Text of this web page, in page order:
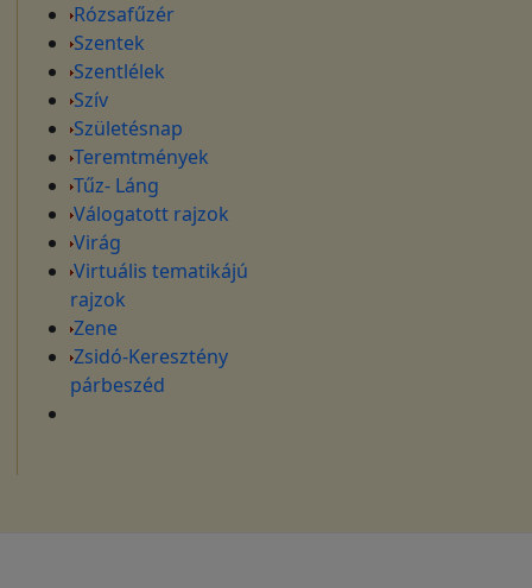
Rózsafűzér
Szentek
Szentlélek
Szív
Születésnap
Teremtmények
Tűz- Láng
Válogatott rajzok
Virág
Virtuális tematikájú
rajzok
Zene
Zsidó-Keresztény
párbeszéd